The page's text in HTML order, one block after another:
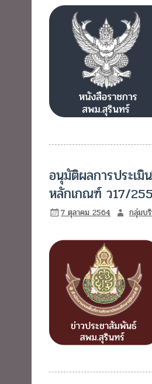
อนุมัติผลการประเมิ
หลักเกณฑ์ ว17/
7 ตุลาคม 2564 กลุ่มบ